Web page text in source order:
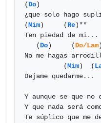
(Do)
¿que solo hago
(Mim)     (Re)**
Ten piedad de mi...
   (
Do)     (Do/Lam
No me hagas
          (
Mim)  (
Dejame quedarme...
Y aunque se que no
Y que nada será
Te súplico que me